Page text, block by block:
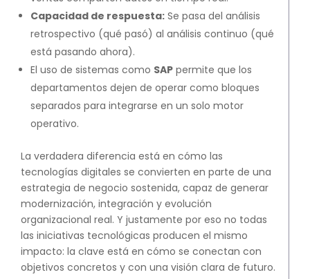
Capacidad de respuesta: Se pasa del análisis
retrospectivo (qué pasó) al análisis continuo (qué
está pasando ahora).
El uso de sistemas como SAP permite que los
departamentos dejen de operar como bloques
separados para integrarse en un solo motor
operativo.
La verdadera diferencia está en cómo las
tecnologías digitales se convierten en parte de una
estrategia de negocio sostenida, capaz de generar
modernización, integración y evolución
organizacional real. Y justamente por eso no todas
las iniciativas tecnológicas producen el mismo
impacto: la clave está en cómo se conectan con
objetivos concretos y con una visión clara de futuro.